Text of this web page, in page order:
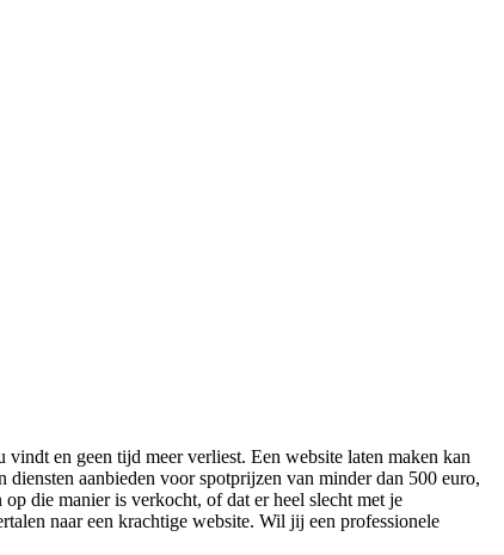
en geen tijd meer verliest. Een website laten maken kan
aanbieden voor spotprijzen van minder dan 500 euro,
die manier is verkocht, of dat er heel slecht met je
naar een krachtige website. Wil jij een professionele